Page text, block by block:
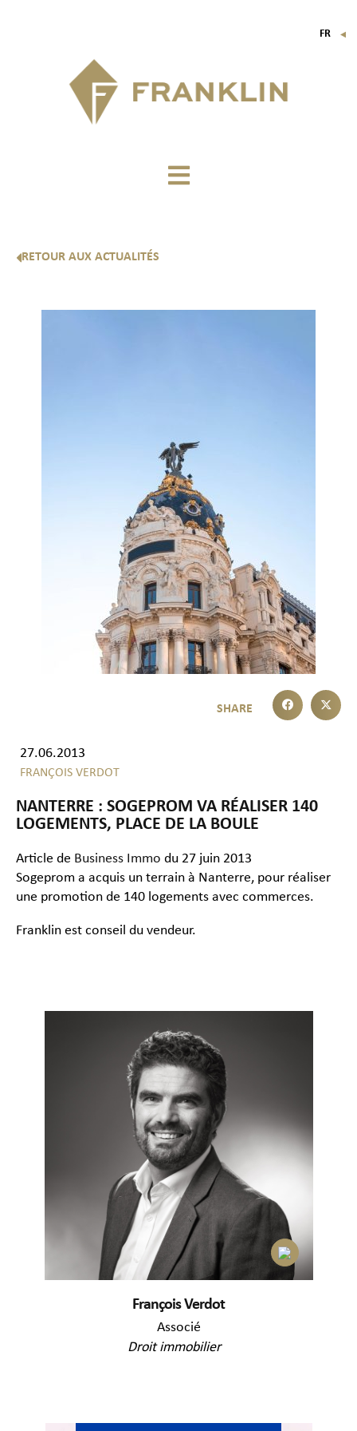
FR ▼
RETOUR AUX ACTUALITÉS
27.06.2013
FRANÇOIS VERDOT
NANTERRE : SOGEPROM VA RÉALISER 140
LOGEMENTS, PLACE DE LA BOULE
Article de Business Immo du 27 juin 2013
Sogeprom a acquis un terrain à Nanterre, pour réaliser
une promotion de 140 logements avec commerces.
Franklin est conseil du vendeur.
François Verdot
Associé
Droit immobilier